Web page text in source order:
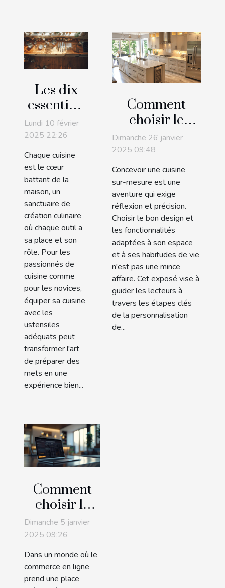
Les dix
essentiels
pour une
cuisine
bien
équipée
Lundi 10 février
2025 22:26
Chaque cuisine
est le cœur
battant de la
maison, un
sanctuaire de
création culinaire
où chaque outil a
sa place et son
rôle. Pour les
passionnés de
cuisine comme
pour les novices,
équiper sa cuisine
avec les
ustensiles
adéquats peut
transformer l'art
de préparer des
mets en une
expérience bien...
Comment
choisir le
design et les
fonctionnalités
pour une
cuisine sur-
mesure
Dimanche 26 janvier
2025 09:48
Concevoir une cuisine
sur-mesure est une
aventure qui exige
réflexion et précision.
Choisir le bon design et
les fonctionnalités
adaptées à son espace
et à ses habitudes de vie
n'est pas une mince
affaire. Cet exposé vise à
guider les lecteurs à
travers les étapes clés
de la personnalisation
de...
Comment
choisir le
bon CMS
pour votre
entreprise
en ligne
Dimanche 5 janvier
2025 09:26
Dans un monde où le
commerce en ligne
prend une place